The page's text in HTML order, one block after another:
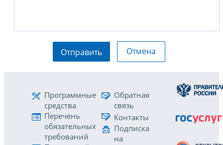
Отправить Отмена
Программные
средства
Перечень
обязательных
требований
Обратная
связь
Контакты
Подписка
на